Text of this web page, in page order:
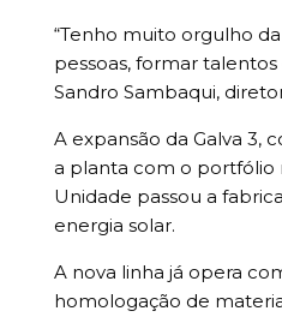
“Tenho muito orgulho
pessoas, formar
Sandro Sambaqui,
A expansão da Galva 3,
a planta com o portfólio
Unidade passou a
energia solar.
A nova linha já opera
homologação de